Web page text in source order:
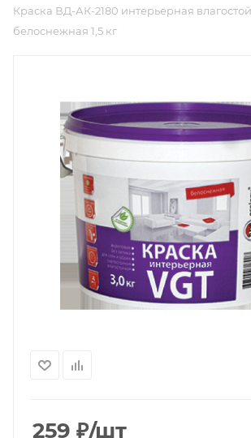
Краска ВД-АК-2180 интерьерная
белоснежная 1,5 кг
259 ₽/шт